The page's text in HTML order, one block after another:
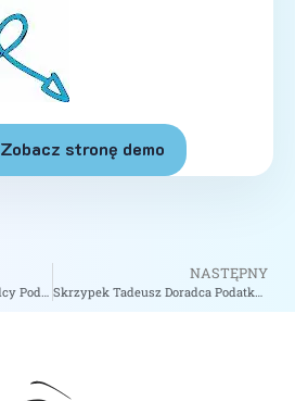
Zobacz stronę demo
Kaniewski Kancelaria Doradcy Podatkowego – zobacz na biizii.com
NASTĘPNY
Skrzypek Tadeusz Doradca Podatkowy – zobacz na biizii.com